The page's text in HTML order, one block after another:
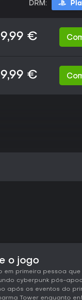
DRM:
€
€
o jogo
em primeira pessoa
cyberpunk pós-
após os eventos do
Tower enquanto